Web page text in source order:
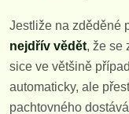
Jestliže na zděděné
nejdřív vědět, že se
sice ve většině
automaticky, ale
pachtovného